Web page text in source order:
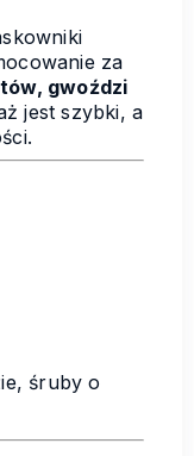
za
gwoździ
jest szybki, a
śruby o